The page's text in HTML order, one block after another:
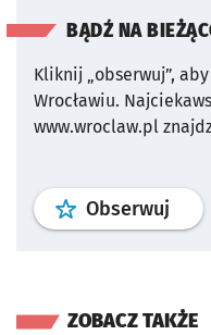
BĄDŹ NA
Kliknij „obserwuj”,
Wrocławiu.
www.wroclaw.pl
Obserwuj profil
ZOBACZ TAKŻE